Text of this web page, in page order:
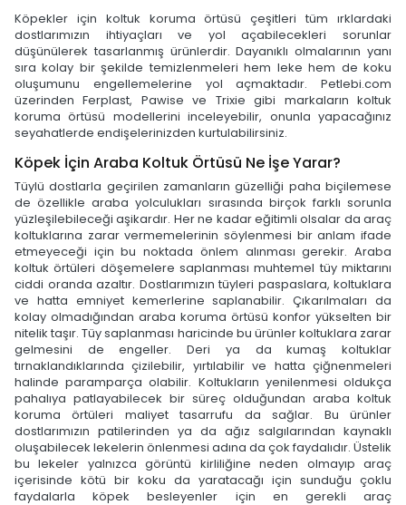
Köpekler için koltuk koruma örtüsü çeşitleri tüm ırklardaki
dostlarımızın ihtiyaçları ve yol açabilecekleri sorunlar
düşünülerek tasarlanmış ürünlerdir. Dayanıklı olmalarının yanı
sıra kolay bir şekilde temizlenmeleri hem leke hem de koku
oluşumunu engellemelerine yol açmaktadır. Petlebi.com
üzerinden Ferplast, Pawise ve Trixie gibi markaların koltuk
koruma örtüsü modellerini inceleyebilir, onunla yapacağınız
seyahatlerde endişelerinizden kurtulabilirsiniz.
Köpek İçin Araba Koltuk Örtüsü Ne İşe Yarar?
Tüylü dostlarla geçirilen zamanların güzelliği paha biçilemese
de özellikle araba yolculukları sırasında birçok farklı sorunla
yüzleşilebileceği aşikardır. Her ne kadar eğitimli olsalar da araç
koltuklarına zarar vermemelerinin söylenmesi bir anlam ifade
etmeyeceği için bu noktada önlem alınması gerekir. Araba
koltuk örtüleri döşemelere saplanması muhtemel tüy miktarını
ciddi oranda azaltır. Dostlarımızın tüyleri paspaslara, koltuklara
ve hatta emniyet kemerlerine saplanabilir. Çıkarılmaları da
kolay olmadığından araba koruma örtüsü konfor yükselten bir
nitelik taşır. Tüy saplanması haricinde bu ürünler koltuklara zarar
gelmesini de engeller. Deri ya da kumaş koltuklar
tırnaklandıklarında çizilebilir, yırtılabilir ve hatta çiğnenmeleri
halinde paramparça olabilir. Koltukların yenilenmesi oldukça
pahalıya patlayabilecek bir süreç olduğundan araba koltuk
koruma örtüleri maliyet tasarrufu da sağlar. Bu ürünler
dostlarımızın patilerinden ya da ağız salgılarından kaynaklı
oluşabilecek lekelerin önlenmesi adına da çok faydalıdır. Üstelik
bu lekeler yalnızca görüntü kirliliğine neden olmayıp araç
içerisinde kötü bir koku da yaratacağı için sunduğu çoklu
faydalarla köpek besleyenler için en gerekli araç